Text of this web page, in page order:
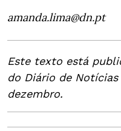
amanda.lima@dn.pt
Este texto está
do Diário de
dezembro.